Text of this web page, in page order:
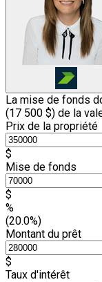
La mise de fonds
(17 500 $) de la
Prix de la propriété
$
Mise de fonds
$
%
(20.0%)
Montant du prêt
$
Taux d'intérêt